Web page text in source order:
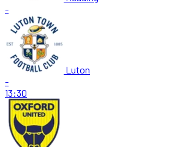
-
Luton
-
13:30